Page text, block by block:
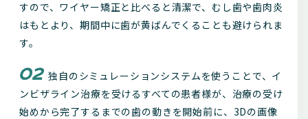
すので、ワイヤー矯正と比べると清潔で、むし歯や歯肉炎
はもとより、期間中に歯が黄ばんでくることも避けられま
す。
独自のシミュレーションシステムを使うことで、イ
ンビザライン治療を受けるすべての患者様が、治療の受け
始めから完了するまでの歯の動きを開始前に、3Dの画像